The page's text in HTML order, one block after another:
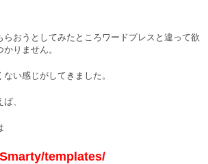
らおうとしてみたところワードプレスと違って欲
りません。
い感じがしてきました。
、
templates/